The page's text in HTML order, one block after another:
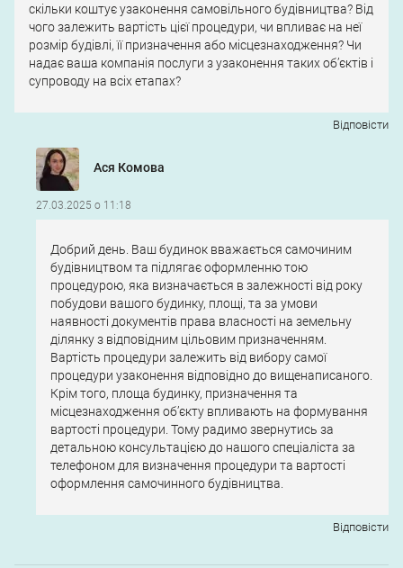
скільки коштує узаконення самовільного будівництва? Від
чого залежить вартість цієї процедури, чи впливає на неї
розмір будівлі, її призначення або місцезнаходження? Чи
надає ваша компанія послуги з узаконення таких об’єктів і
супроводу на всіх етапах?
Відповіcти
Ася Комова
27.03.2025 о 11:18
Добрий день. Ваш будинок вважається самочиним
будівництвом та підлягає оформленню тою
процедурою, яка визначається в залежності від року
побудови вашого будинку, площі, та за умови
наявності документів права власності на земельну
ділянку з відповідним цільовим призначенням.
Вартість процедури залежить від вибору самої
процедури узаконення відповідно до вищенаписаного.
Крім того, площа будинку, призначення та
місцезнаходження об’єкту впливають на формування
вартості процедури. Тому радимо звернутись за
детальною консультацією до нашого спеціаліста за
телефоном для визначення процедури та вартості
оформлення самочинного будівництва.
Відповіcти